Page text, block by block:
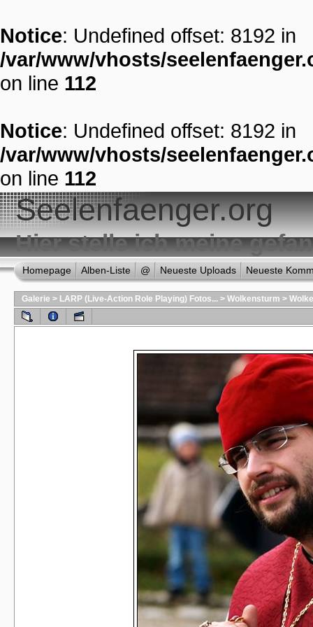
Notice: Undefined offset: 8192 in
/var/www/vhosts/
on line 112
Notice: Undefined offset: 8192 in
/var/www/vhosts/
on line 112
Seelenfaenger.org
Hier stelle ich meine
Homepage Alben-Liste @ Neueste Uploads Neueste
Galerie > LARP (Live-Action Role Playing) Fotos... > Wolkensturm >